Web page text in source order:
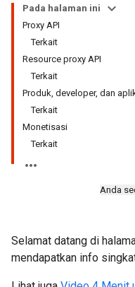
Pada halaman ini
Proxy API
Terkait
Resource proxy API
Terkait
Produk, developer, dan
Terkait
Monetisasi
Terkait
Anda
Selamat datang di
mendapatkan info